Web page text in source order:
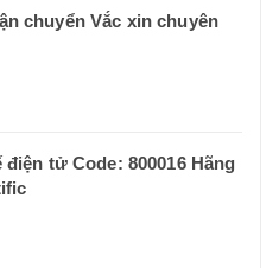
chuyển Vắc xin chuyên
điện tử Code: 800016 Hãng